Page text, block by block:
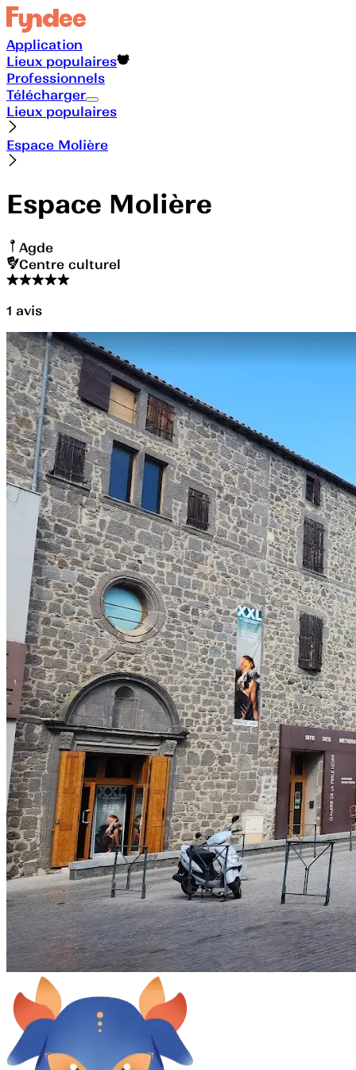
Application
Lieux populaires
Professionnels
Télécharger
Lieux populaires
Espace Molière
Espace Molière
Agde
Centre culturel
1 avis